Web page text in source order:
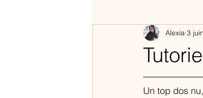
Alexia 3
Un top dos